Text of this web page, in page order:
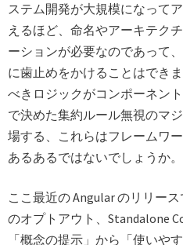
ステム開発が大規模になって
えるほど、命名やアーキテク
ーションが必要なのであって
に歯止めをかけることはでき
べきロジックがコンポーネン
で決めた集約ルール無視のマ
場する、これらはフレームワ
あるあるではないでしょうか。
ここ最近の Angular のリリー
のオプトアウト、Standalone
「概念の提示」から「使いや